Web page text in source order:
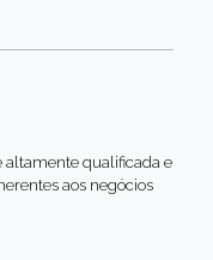
altamente qualificada e
aos negócios